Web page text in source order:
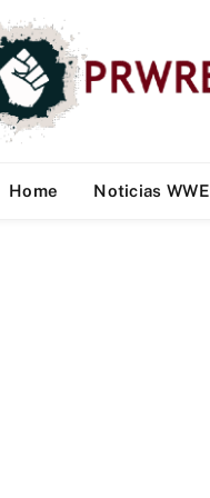
Home Noticias WWE